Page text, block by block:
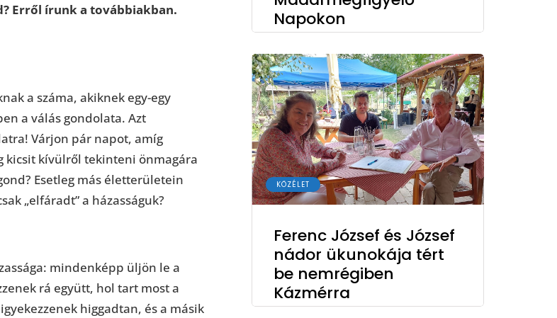
Erről írunk a továbbiakban.
a száma, akiknek egy-egy
a válás gondolata. Azt
Várjon pár napot, amíg
kicsit kívülről tekinteni önmagára
Esetleg más életterületein
„elfáradt” a házasságuk?
mindenképp üljön le a
rá együtt, hol tart most a
higgadtan, és a másik
Napokon
KÖZÉLET
Ferenc József és József
nádor ükunokája tért
be nemrégiben
Kázmérra